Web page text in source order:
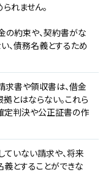
れません。
の約束や、契約書がな
、債務名義とするため
求書や領収書は、借金
とはならない。これら
定判決や公正証書の作
いない請求や、将来
とすることができな